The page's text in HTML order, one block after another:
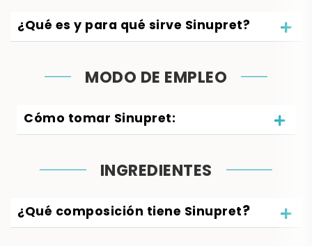
¿Qué es y para qué sirve Sinupret?
MODO DE EMPLEO
Cómo tomar Sinupret:
INGREDIENTES
¿Qué composición tiene Sinupret?